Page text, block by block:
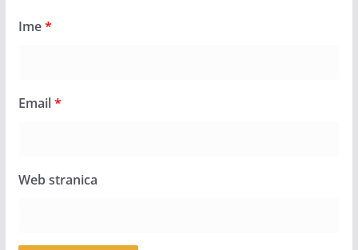
Ime*
Email*
Web stranica